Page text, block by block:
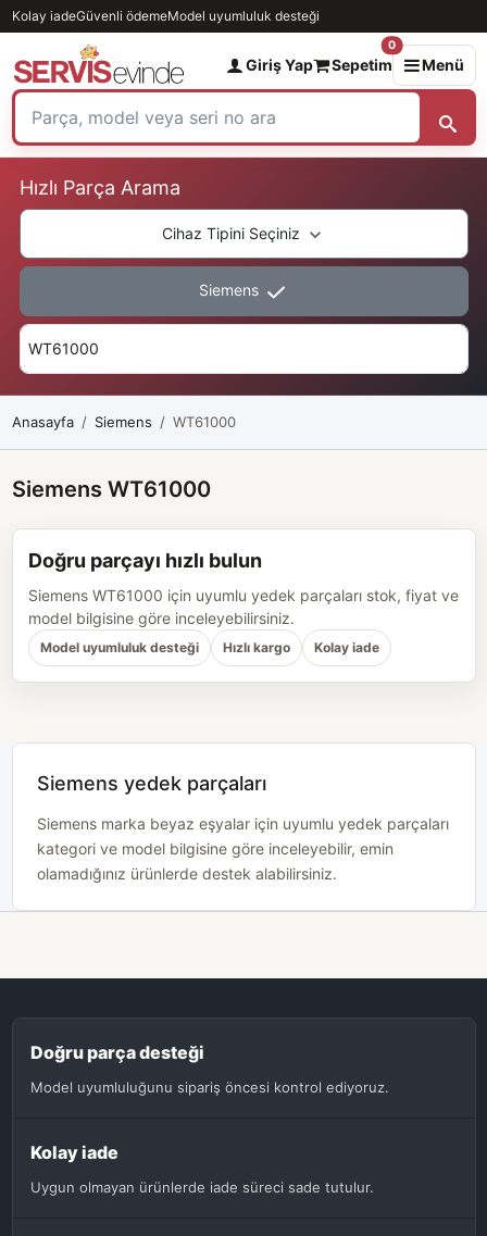
Kolay iadeGüvenli ödemeModel uyumluluk desteği
Giriş Yap Sepetim
0
Menü
Hızlı Parça Arama
Cihaz Tipini Seçiniz
Siemens
Anasayfa Siemens WT61000
Siemens WT61000
Doğru parçayı hızlı bulun
Siemens WT61000 için uyumlu yedek parçaları stok, fiyat ve
model bilgisine göre inceleyebilirsiniz.
Model uyumluluk desteği Hızlı kargo Kolay iade
Siemens yedek parçaları
Siemens marka beyaz eşyalar için uyumlu yedek parçaları
kategori ve model bilgisine göre inceleyebilir, emin
olamadığınız ürünlerde destek alabilirsiniz.
Doğru parça desteği
Model uyumluluğunu sipariş öncesi kontrol ediyoruz.
Kolay iade
Uygun olmayan ürünlerde iade süreci sade tutulur.